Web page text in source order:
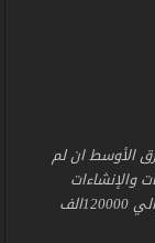
الأوسط ان لم
والإنشاءات
والخدمات وعدد المشاركين والذي يبلغ عضويتهم حوالي 120000الف